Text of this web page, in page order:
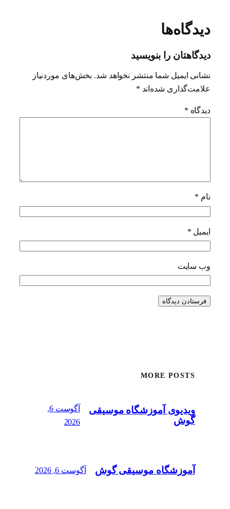
دیدگاه‌ها
دیدگاهتان را بنویسید
نشانی ایمیل شما منتشر نخواهد شد. بخش‌های موردنیاز
علامت‌گذاری شده‌اند *
دیدگاه *
نام *
ایمیل *
وب‌ سایت
MORE POSTS
ویدیوی آموزشگاه موسیقی
گوش
آگوست 6,
2026
آموزشگاه موسیقی گوش آگوست 6, 2026